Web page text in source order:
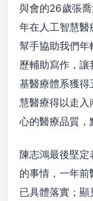
與會的26歲張
年在人工智慧醫
幫手協助我們年
歷輔助寫作，
基醫療體系獲得
慧醫療得以走入
心的醫療品質，
陳志鴻最後堅
的事情，一年前
已具體落實；